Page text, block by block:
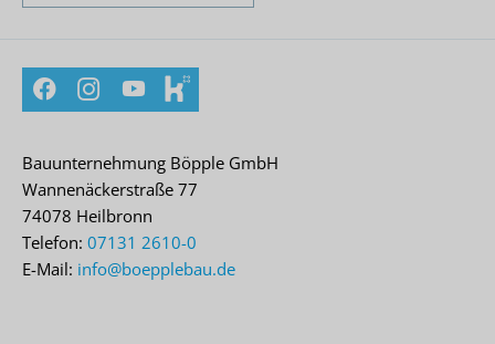
FacebookInstagram
YouTubekununu
Bauunternehmung Böpple GmbH
Wannenäckerstraße 77
74078 Heilbronn
Telefon: 07131 2610-0
E-Mail: info@boepplebau.de